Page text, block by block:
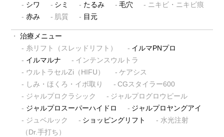
シワ
シミ たるみ 毛穴
ニキビ・ニキビ痕
赤み
肌質 目元
治療メニュー
糸リフト（スレッドリフト）
イルマPNプロ
イルマルナ
インテンスウルトラ
ウルトラセルZi（HIFU）
ケアシス
しみ・ほくろ・イボ取り
CGスタイラー600
ジャルプロクラシック
ジャルプログロウピール
ジャルプロスーパーハイドロ
ジャルプロヤングアイ
ジュベルック
（Dr.手打ち）
ショッピングリフト 水光注射